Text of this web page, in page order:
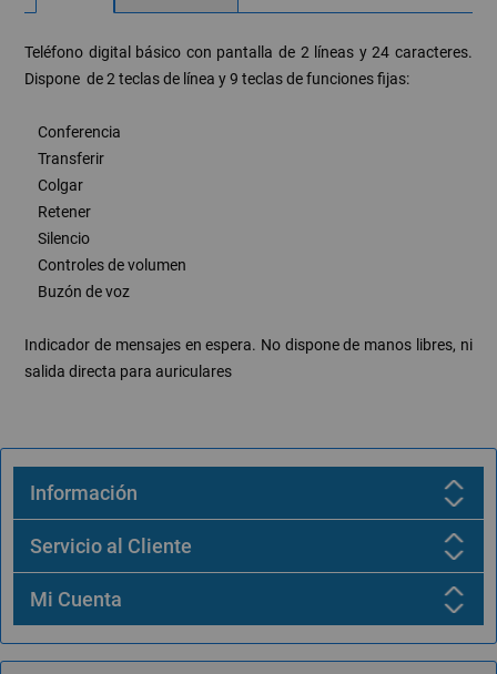
Teléfono digital básico con pantalla de 2 líneas y 24 caracteres.
Dispone de 2 teclas de línea y 9 teclas de funciones fijas:
Conferencia
Transferir
Colgar
Retener
Silencio
Controles de volumen
Buzón de voz
Indicador de mensajes en espera. No dispone de manos libres, ni
salida directa para auriculares
Información
Servicio al Cliente
Mi Cuenta